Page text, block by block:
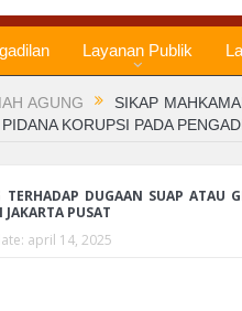
Layanan Publik
AGUNG
SIKAP
KORUPSI PADA
DUGAAN SUAP ATAU
PUSAT
april 14, 2025